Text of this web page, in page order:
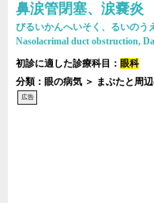
鼻涙管閉塞、涙嚢炎
びるいかんへいそく、るいのう
Nasolacrimal duct obstruction,
初診に適した診療科目： 眼科
分類：眼の病気 ＞ まぶたと周
広告